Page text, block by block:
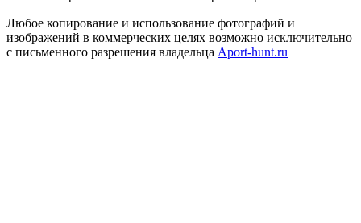
Любое копирование и использование фотографий и
изображений в коммерческих целях возможно исключительно
с письменного разрешения владельца Aport-hunt.ru